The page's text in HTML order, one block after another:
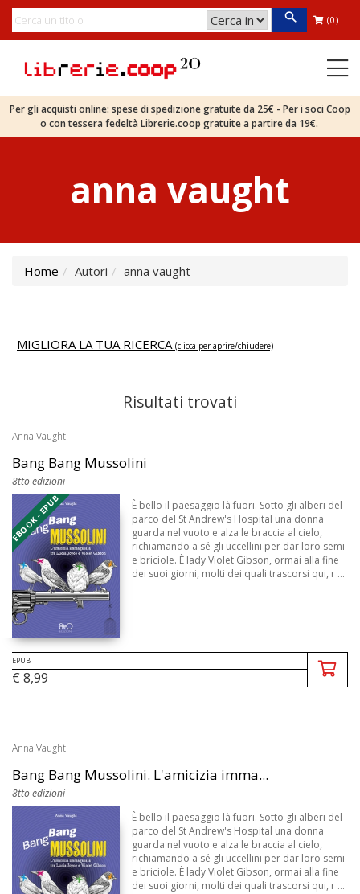
(0)
Per gli acquisti online: spese di spedizione gratuite da 25€ - Per i soci Coop
o con tessera fedeltà Librerie.coop gratuite a partire da 19€.
anna vaught
Home Autori anna vaught
MIGLIORA LA TUA RICERCA (clicca per aprire/chiudere)
Risultati trovati
Anna Vaught
Bang Bang Mussolini
8tto edizioni
EBOOK - EPUB
È bello il paesaggio là fuori. Sotto gli alberi del
parco del St Andrew's Hospital una donna
guarda nel vuoto e alza le braccia al cielo,
richiamando a sé gli uccellini per dar loro semi
e briciole. È lady Violet Gibson, ormai alla fine
dei suoi giorni, molti dei quali trascorsi qui, r ...
EPUB
€ 8,99
Anna Vaught
Bang Bang Mussolini. L'amicizia imma...
8tto edizioni
È bello il paesaggio là fuori. Sotto gli alberi del
parco del St Andrew's Hospital una donna
guarda nel vuoto e alza le braccia al cielo,
richiamando a sé gli uccellini per dar loro semi
e briciole. È lady Violet Gibson, ormai alla fine
dei suoi giorni, molti dei quali trascorsi qui, r ...